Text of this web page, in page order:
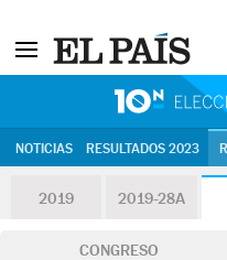
NOTICIAS RESULTADOS 2023
2019 2019-28A
CONGRESO